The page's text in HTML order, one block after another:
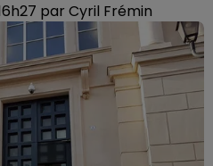
par Cyril Frémin